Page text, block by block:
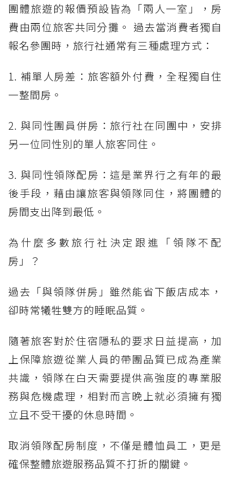
團體旅遊的報價預設皆為「兩人一室」，房
費由兩位旅客共同分攤。 過去當消費者獨自
報名參團時，旅行社通常有三種處理方式：
1. 補單人房差：旅客額外付費，全程獨自住
一整間房。
2. 與同性團員併房：旅行社在同團中，安排
另一位同性別的單人旅客同住。
3. 與同性領隊配房：這是業界行之有年的最
後手段，藉由讓旅客與領隊同住，將團體的
房間支出降到最低。
為什麼多數旅行社決定跟進「領隊不配
房」？
過去「與領隊併房」雖然能省下飯店成本，
卻時常犧牲雙方的睡眠品質。
隨著旅客對於住宿隱私的要求日益提高，加
上保障旅遊從業人員的帶團品質已成為產業
共識，領隊在白天需要提供高強度的專業服
務與危機處理，相對而言晚上就必須擁有獨
立且不受干擾的休息時間。
取消領隊配房制度，不僅是體恤員工，更是
確保整體旅遊服務品質不打折的關鍵。